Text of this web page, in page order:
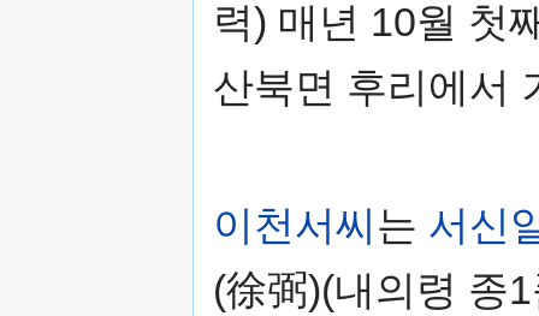
력) 매년 10월 첫
산북면 후리에서
이천서씨는 서신
(徐弼)(내의령 종